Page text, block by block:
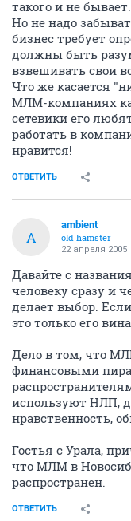
такого и не бывает.
Но не надо
бизнес требует
должны быть
взвешивать свои
Что же касается
МЛМ-компаниях
сетевики его
работать в
нравится!
ОТВЕТИТЬ
A
ambient
old hamster
22 апреля 2005
Давайте с
человеку сразу и
делает выбор.
это только его
Дело в том, что
финансовыми
используют НЛП,
нравственность,
Гостья с Урала,
что МЛМ в
распространен.
ОТВЕТИТЬ